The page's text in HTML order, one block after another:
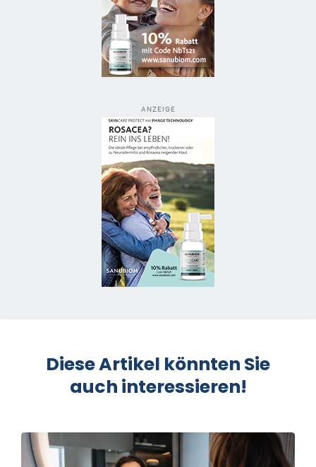
ANZEIGE
Diese Artikel könnten Sie
auch interessieren!